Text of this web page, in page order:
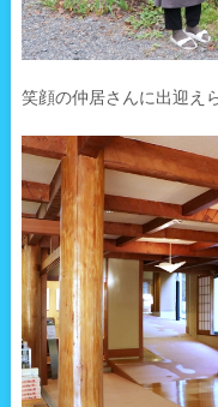
笑顔の仲居さんに出迎え